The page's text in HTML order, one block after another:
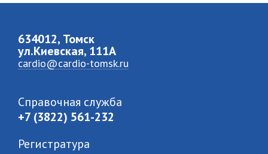
634012, Томск
ул.Киевская, 111A
cardio@cardio-tomsk.ru
Справочная служба
+7 (3822) 561-232
Регистратура